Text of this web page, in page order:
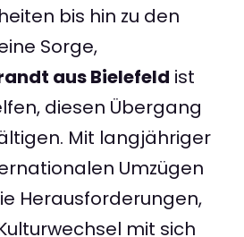
bis hin zu den
Sorge,
aus Bielefeld ist
diesen Übergang
Mit langjähriger
Umzügen
Herausforderungen,
mit sich